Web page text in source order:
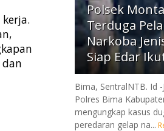
Polsek
Terduga
Narkoba
Siap Edar
Bima, SentralNTB. Id
Polres Bima
mengungkap kasus
peredaran gelap na...